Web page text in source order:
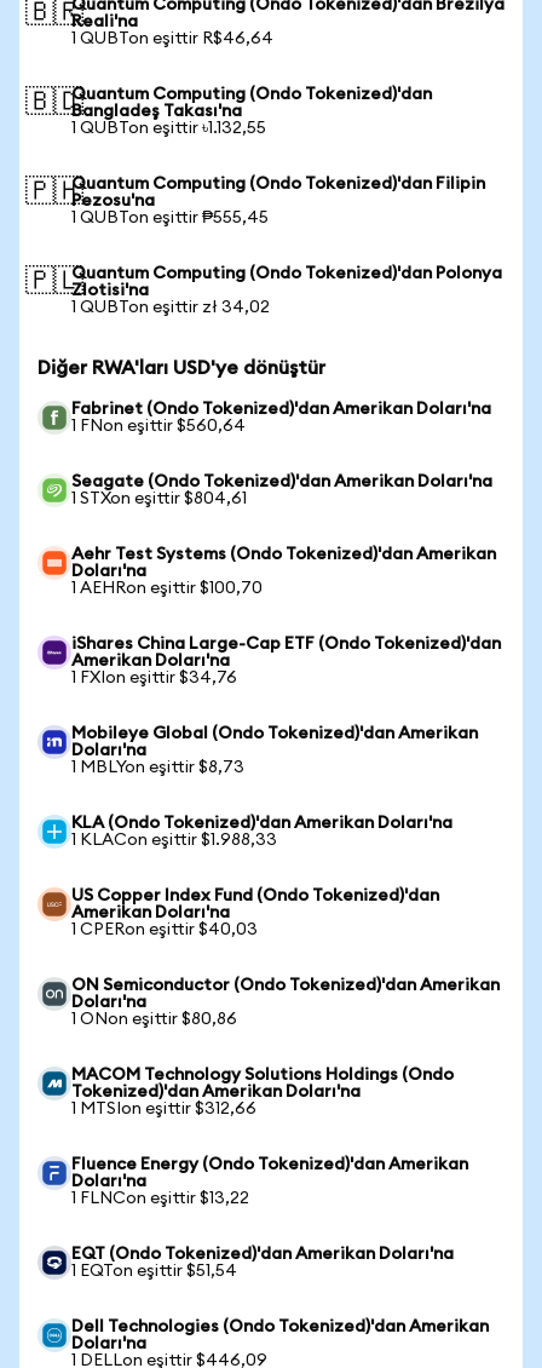
🇧🇷Quantum Computing (Ondo Tokenized)'dan Brezilya
Reali'na
1 QUBTon eşittir R$46,64
🇧🇩Quantum Computing (Ondo Tokenized)'dan
Bangladeş Takası'na
1 QUBTon eşittir ৳1.132,55
🇵🇭Quantum Computing (Ondo Tokenized)'dan Filipin
Pezosu'na
1 QUBTon eşittir ₱555,45
🇵🇱Quantum Computing (Ondo Tokenized)'dan Polonya
Zlotisi'na
1 QUBTon eşittir zł 34,02
Diğer RWA'ları USD'ye dönüştür
Fabrinet (Ondo Tokenized)'dan Amerikan Doları'na
1 FNon eşittir $560,64
Seagate (Ondo Tokenized)'dan Amerikan Doları'na
1 STXon eşittir $804,61
Aehr Test Systems (Ondo Tokenized)'dan Amerikan
Doları'na
1 AEHRon eşittir $100,70
iShares China Large-Cap ETF (Ondo Tokenized)'dan
Amerikan Doları'na
1 FXIon eşittir $34,76
Mobileye Global (Ondo Tokenized)'dan Amerikan
Doları'na
1 MBLYon eşittir $8,73
KLA (Ondo Tokenized)'dan Amerikan Doları'na
1 KLACon eşittir $1.988,33
US Copper Index Fund (Ondo Tokenized)'dan
Amerikan Doları'na
1 CPERon eşittir $40,03
ON Semiconductor (Ondo Tokenized)'dan Amerikan
Doları'na
1 ONon eşittir $80,86
MACOM Technology Solutions Holdings (Ondo
Tokenized)'dan Amerikan Doları'na
1 MTSIon eşittir $312,66
Fluence Energy (Ondo Tokenized)'dan Amerikan
Doları'na
1 FLNCon eşittir $13,22
EQT (Ondo Tokenized)'dan Amerikan Doları'na
1 EQTon eşittir $51,54
Dell Technologies (Ondo Tokenized)'dan Amerikan
Doları'na
1 DELLon eşittir $446,09